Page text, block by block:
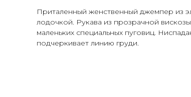
Приталенный женственный джемпер из
лодочкой. Рукава из прозрачной
маленьких специальных пуговиц.
подчеркивает линию груди.